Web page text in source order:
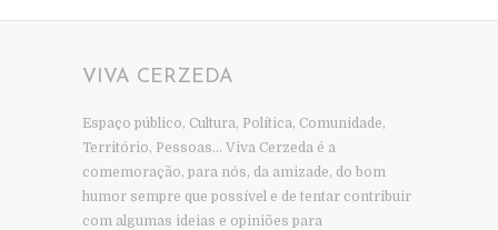
VIVA CERZEDA
Espaço público, Cultura, Política, Comunidade,
Território, Pessoas… Viva Cerzeda é a
comemoração, para nós, da amizade, do bom
humor sempre que possível e de tentar contribuir
com algumas ideias e opiniões para